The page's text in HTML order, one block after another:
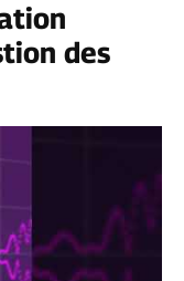
des